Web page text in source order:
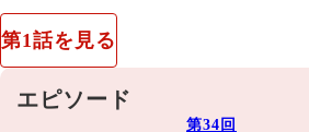
第1話を見る
エピソード
第34回